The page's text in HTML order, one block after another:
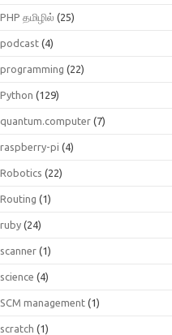
PHP தமிழில் (25)
podcast (4)
programming (22)
Python (129)
quantum.computer (7)
raspberry-pi (4)
Robotics (22)
Routing (1)
ruby (24)
scanner (1)
science (4)
SCM management (1)
scratch (1)